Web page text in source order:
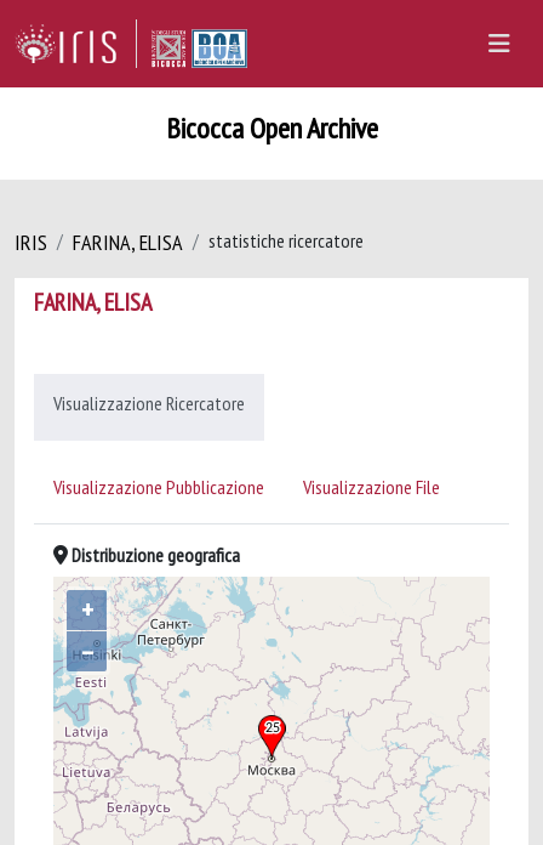
Bicocca Open Archive
IRIS FARINA, ELISA statistiche ricercatore
FARINA, ELISA
Visualizzazione Ricercatore
Visualizzazione Pubblicazione Visualizzazione File
Distribuzione geografica
+
–